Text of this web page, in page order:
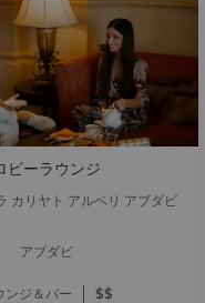
ビーラウンジ
カリヤト アルベリ アブダビ
アブダビ
ンジ＆バー $$